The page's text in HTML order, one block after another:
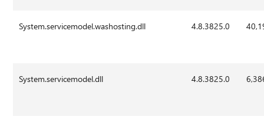
System.servicemodel.washosting.dll 4.8.3825.0
System.servicemodel.dll 4.8.3825.0